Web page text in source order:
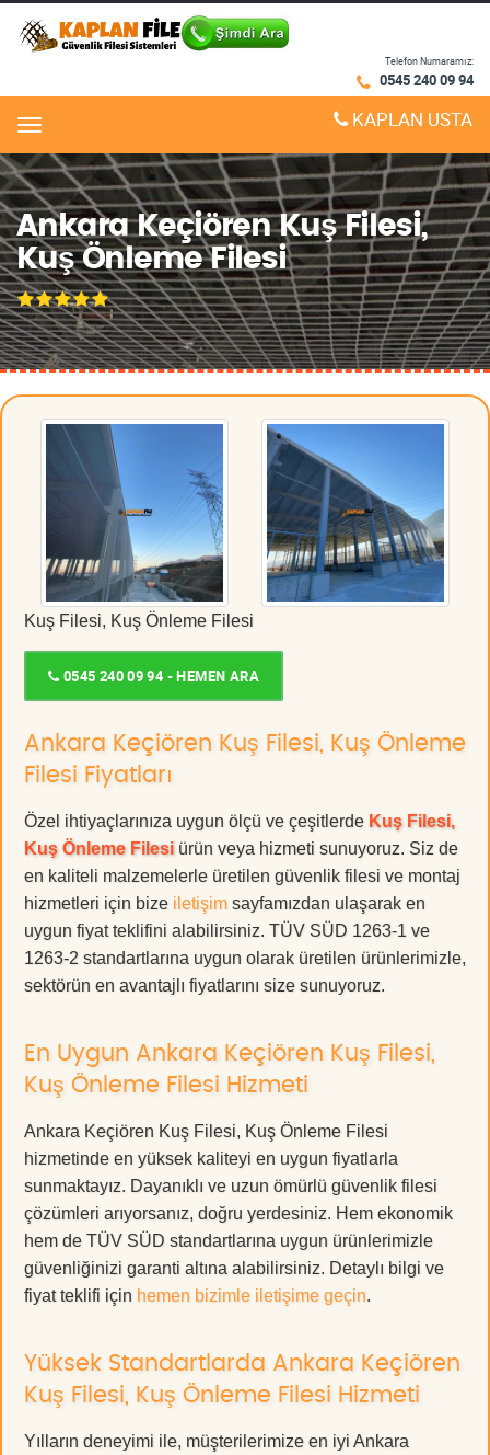
Telefon Numaramız:
0545 240 09 94
Menu KAPLAN USTA
Ankara Keçiören Kuş Filesi,
Kuş Önleme Filesi
Kuş Filesi, Kuş Önleme Filesi
0545 240 09 94 - HEMEN ARA
Ankara Keçiören Kuş Filesi, Kuş Önleme
Filesi Fiyatları
Özel ihtiyaçlarınıza uygun ölçü ve çeşitlerde Kuş Filesi,
Kuş Önleme Filesi ürün veya hizmeti sunuyoruz. Siz de
en kaliteli malzemelerle üretilen güvenlik filesi ve montaj
hizmetleri için bize iletişim sayfamızdan ulaşarak en
uygun fiyat teklifini alabilirsiniz. TÜV SÜD 1263-1 ve
1263-2 standartlarına uygun olarak üretilen ürünlerimizle,
sektörün en avantajlı fiyatlarını size sunuyoruz.
En Uygun Ankara Keçiören Kuş Filesi,
Kuş Önleme Filesi Hizmeti
Ankara Keçiören Kuş Filesi, Kuş Önleme Filesi
hizmetinde en yüksek kaliteyi en uygun fiyatlarla
sunmaktayız. Dayanıklı ve uzun ömürlü güvenlik filesi
çözümleri arıyorsanız, doğru yerdesiniz. Hem ekonomik
hem de TÜV SÜD standartlarına uygun ürünlerimizle
güvenliğinizi garanti altına alabilirsiniz. Detaylı bilgi ve
fiyat teklifi için hemen bizimle iletişime geçin.
Yüksek Standartlarda Ankara Keçiören
Kuş Filesi, Kuş Önleme Filesi Hizmeti
Yılların deneyimi ile, müşterilerimize en iyi Ankara